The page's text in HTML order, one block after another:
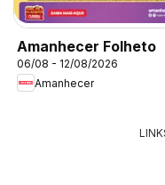
Amanhecer Folheto
06/08 - 12/08/2026
Amanhecer